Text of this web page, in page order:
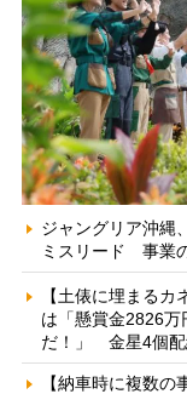
ジャングリア沖縄
ミスリード 事業
【土俵に埋まる
は「懸賞金2826万
だ！」 金星4個配
【納車時に複数の